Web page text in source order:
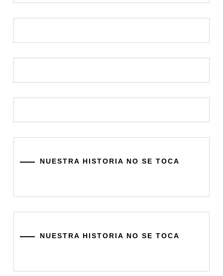
NUESTRA HISTORIA NO SE TOCA
NUESTRA HISTORIA NO SE TOCA